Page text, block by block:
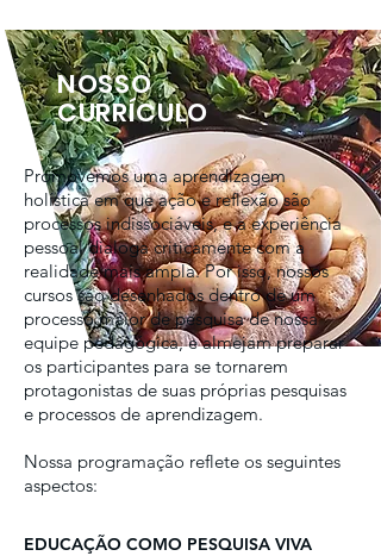
Promovemos uma aprendizagem
holística em que ação e reflexão são
processos indissociáveis, e a experiência
pessoal dialoga criticamente com a
realidade mais ampla. Por isso, nossos
cursos são desenhados dentro de um
processo maior de pesquisa de nossa
equipe pedagógica, e almejam preparar
os participantes para se tornarem
protagonistas de suas próprias pesquisas
e processos de aprendizagem.
Nossa programação reflete os seguintes
aspectos:
EDUCAÇÃO COMO PESQUISA VIVA
NOSSO
CURRÍCULO